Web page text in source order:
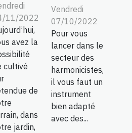
11/2022
avez la
cultivé
de
dans
jardin,
Vendredi
07/10/2022
Pour vous
lancer dans le
secteur des
harmonicistes,
il vous faut un
instrument
bien adapté
avec des...